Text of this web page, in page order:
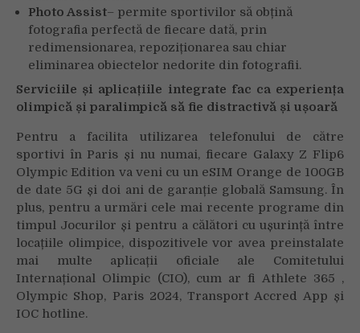
Photo Assist– permite sportivilor să obțină
fotografia perfectă de fiecare dată, prin
redimensionarea, repoziționarea sau chiar
eliminarea obiectelor nedorite din fotografii.
Serviciile și aplicațiile integrate fac ca experiența
olimpică și paralimpică să fie distractivă și ușoară
Pentru a facilita utilizarea telefonului de către
sportivi în Paris și nu numai, fiecare Galaxy Z Flip6
Olympic Edition va veni cu un eSIM Orange de 100GB
de date 5G și doi ani de garanție globală Samsung. În
plus, pentru a urmări cele mai recente programe din
timpul Jocurilor și pentru a călători cu ușurință între
locațiile olimpice, dispozitivele vor avea preinstalate
mai multe aplicații oficiale ale Comitetului
Internațional Olimpic (CIO), cum ar fi Athlete 365 ,
Olympic Shop, Paris 2024, Transport Accred App și
IOC hotline.